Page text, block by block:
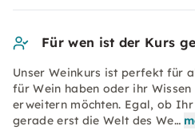
Für wen ist der Kurs
Unser Weinkurs ist perfekt für
für Wein haben oder ihr
erweitern möchten. Egal, ob
gerade erst die Welt des We…